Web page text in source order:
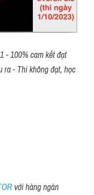
- 100% cam kết đạt
ra - Thi không đạt, học
với hàng ngàn